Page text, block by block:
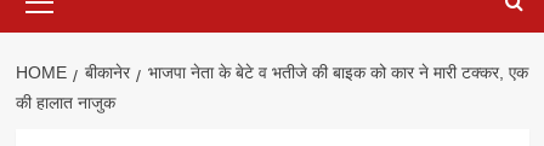
Menu
HOME बीकानेर
भाजपा नेता के बेटे व भतीजे की बाइक को कार ने मारी टक्कर, एक
की हालात नाजुक